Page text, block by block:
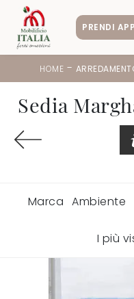
PRENDI
HOME -
Sedia
Marca Ambiente
I più